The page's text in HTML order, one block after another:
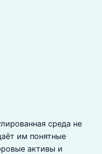
среда не
им понятные
активы и